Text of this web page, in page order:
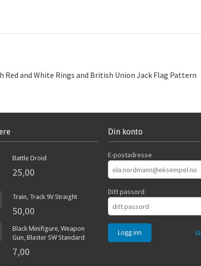
Red and White Rings and British Union Jack Flag Pattern
Battle Droid
25,00
Train, Track 9V Straight
50,00
Black Minifigure, Weapon
Gun, Blaster SW Standard
7,00
Din konto
E-postadresse
Ditt passord